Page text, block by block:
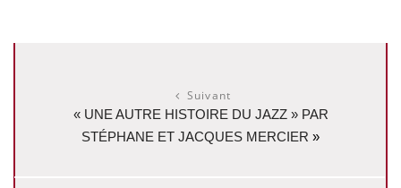
Suivant
« UNE AUTRE HISTOIRE DU JAZZ » PAR
STÉPHANE ET JACQUES MERCIER »